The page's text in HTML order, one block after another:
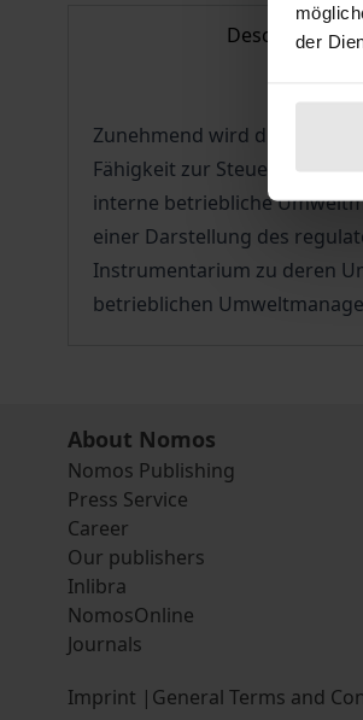
der
Description
Zunehmend wird diskutiert,
Fähigkeit zur Steuerung
interne betriebliche
einer Darstellung des
Instrumentarium zu deren
betrieblichen
About Nomos
Nomos Publishing
Press Service
Career
Our publishers
Inlibra
NomosOnline
Journals
Imprint | General Terms and